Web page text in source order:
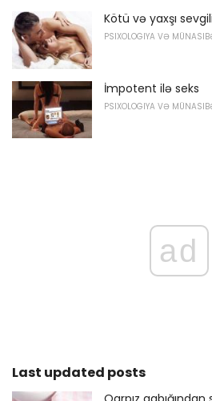
Kötü və yaxşı
PSIXOLOGIYA VƏ
İmpotent ilə seks
PSIXOLOGIYA VƏ
ad
Last updated posts